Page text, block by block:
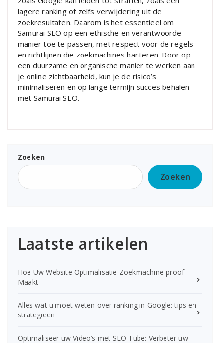
lagere ranking of zelfs verwijdering uit de
zoekresultaten. Daarom is het essentieel om
Samurai SEO op een ethische en verantwoorde
manier toe te passen, met respect voor de regels
en richtlijnen die zoekmachines hanteren. Door op
een duurzame en organische manier te werken aan
je online zichtbaarheid, kun je de risico’s
minimaliseren en op lange termijn succes behalen
met Samurai SEO.
Zoeken
Zoeken
Laatste artikelen
Hoe Uw Website Optimalisatie Zoekmachine-proof
Maakt
Alles wat u moet weten over ranking in Google: tips en
strategieën
Optimaliseer uw Video’s met SEO Tube: Verbeter uw